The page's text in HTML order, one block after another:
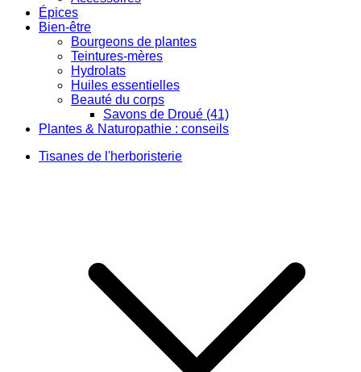
Épices
Bien-être
Bourgeons de plantes
Teintures-mères
Hydrolats
Huiles essentielles
Beauté du corps
Savons de Droué (41)
Plantes & Naturopathie : conseils
Tisanes de l'herboristerie